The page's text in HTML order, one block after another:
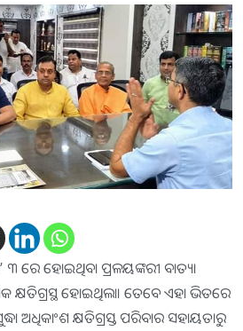
୩ ରେ ହୋଇଥିବା ପ୍ରଳୟଙ୍କରୀ ବାତ୍ୟା
କ୍ଷତିଗ୍ରସ୍ଥ ହୋଇଥିଲା। ତେବେ ଏହା ଭିତରେ
ଅଧିକାଂଶ କ୍ଷତିଗ୍ରସ୍ତ ପରିବାର ସହାୟତାରୁ